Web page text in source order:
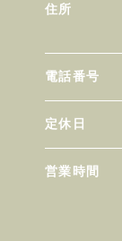
住所
電話番号
定休日
営業時間